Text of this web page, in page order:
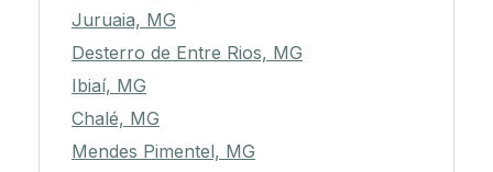
Juruaia, MG
Desterro de Entre Rios, MG
Ibiaí, MG
Chalé, MG
Mendes Pimentel, MG